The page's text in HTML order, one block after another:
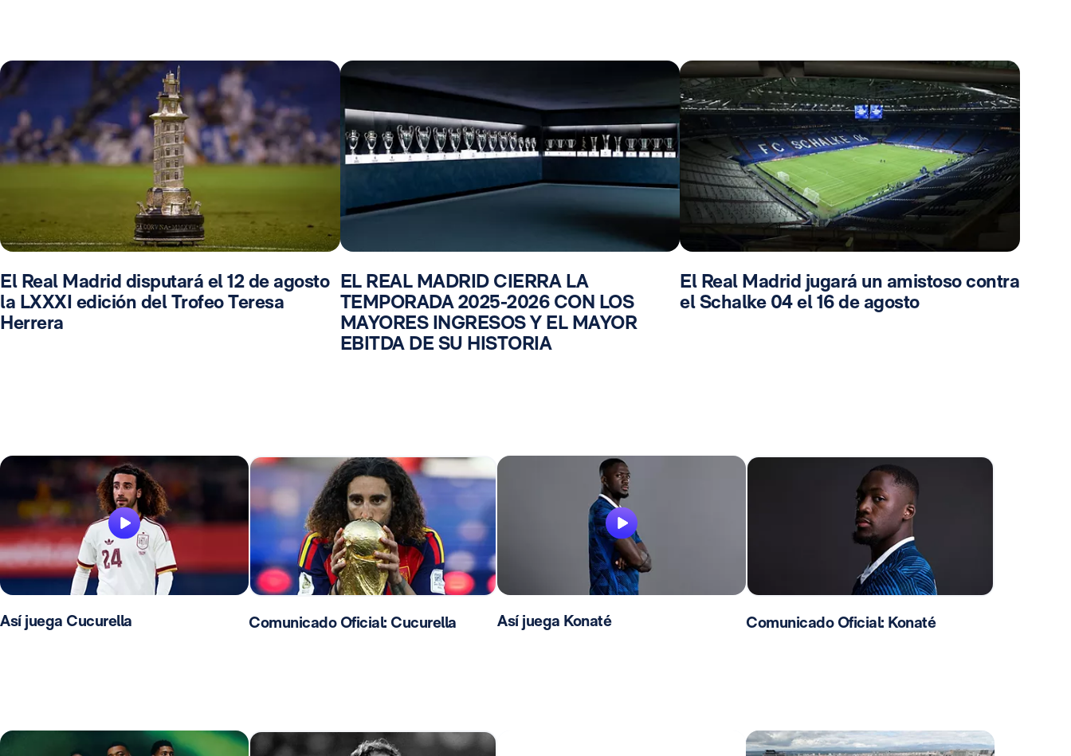
El Real Madrid disputará el 12 de agosto
la LXXXI edición del Trofeo Teresa
Herrera
EL REAL MADRID CIERRA LA
TEMPORADA 2025-2026 CON LOS
MAYORES INGRESOS Y EL MAYOR
EBITDA DE SU HISTORIA
El Real Madrid jugará un amistoso contra
el Schalke 04 el 16 de agosto
Así juega Cucurella Comunicado Oficial: Cucurella Así juega Konaté Comunicado Oficial: Konaté